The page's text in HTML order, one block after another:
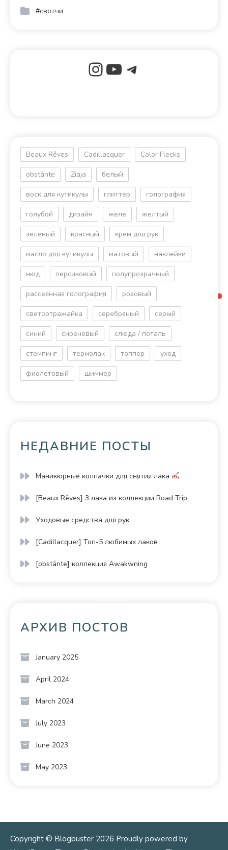
#свотчи
Beaux Rêves Cadillacquer Color Flecks
obstánte Ziaja белый
воск для кутикулы глиттер голография
голубой дизайн желе желтый
зеленый красный крем для рук
масло для кутикулы матовый наклейки
нюд персиковый полупрозрачный
рассеянная голография розовый
светоотражайка серебряный серый
синий сиреневый слюда / поталь
стемпинг термолак топпер уход
фиолетовый шиммер
НЕДАВНИЕ ПОСТЫ
Маникюрные колпачки для снятия лака
[Beaux Rêves] 3 лака из коллекции Road Trip
Уходовые средства для рук
[Cadillacquer] Топ-5 любимых лаков
[obstánte] коллекция Awakwning
АРХИВ ПОСТОВ
January 2025
April 2024
March 2024
July 2023
June 2023
May 2023
Copyright © Blogbuster 2026 Proudly powered by